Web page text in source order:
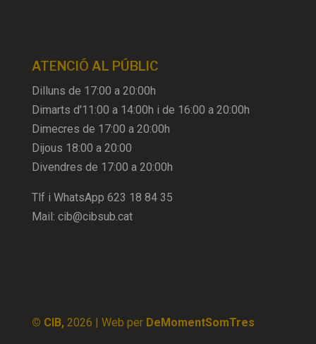
ATENCIÓ AL PÚBLIC
Dilluns de 17:00 a 20:00h
Dimarts d'11:00 a 14:00h i de 16:00 a 20:00h
Dimecres de 17:00 a 20:00h
Dijous 18:00 a 20:00
Divendres de 17:00 a 20:00h
Tlf i WhatsApp 623 18 84 35
Mail: cib@cibsub.cat
© CIB, 2026 | Web per DeMomentSomTres